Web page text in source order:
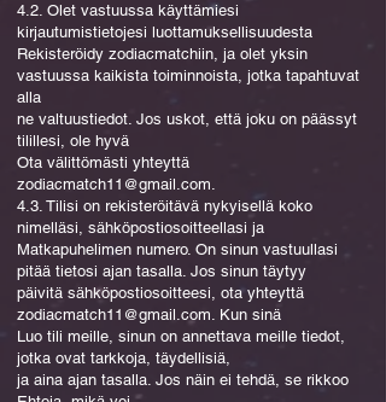
4.2. Olet vastuussa käyttämiesi
kirjautumistietojesi luottamuksellisuudesta
Rekisteröidy zodiacmatchiin, ja olet yksin
vastuussa kaikista toiminnoista, jotka tapahtuvat
alla
ne valtuustiedot. Jos uskot, että joku on päässyt
tilillesi, ole hyvä
Ota välittömästi yhteyttä
zodiacmatch11@gmail.com.
4.3. Tilisi on rekisteröitävä nykyisellä koko
nimelläsi, sähköpostiosoitteellasi ja
Matkapuhelimen numero. On sinun vastuullasi
pitää tietosi ajan tasalla. Jos sinun täytyy
päivitä sähköpostiosoitteesi, ota yhteyttä
zodiacmatch11@gmail.com. Kun sinä
Luo tili meille, sinun on annettava meille tiedot,
jotka ovat tarkkoja, täydellisiä,
ja aina ajan tasalla. Jos näin ei tehdä, se rikkoo